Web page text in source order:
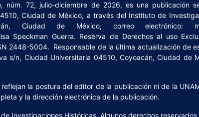
núm. 72, julio-diciembre de 2026, es una publicación
Ciudad de México, a través del Instituto de
Ciudad de México, correo electrónico:
Speckman Guerra. Reserva de Derechos al uso
2448-5004. Responsable de la última actualización de
s/n, Ciudad Universitaria 04510, Coyoacán, Ciudad de
la postura del editor de la publicación ni de la
y la dirección electrónica de la publicación.